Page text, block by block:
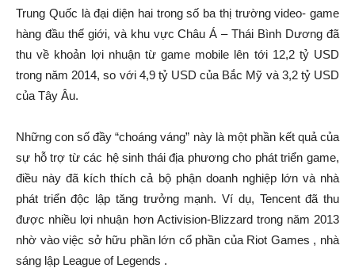
Trung Quốc là đại diện hai trong số ba thị trường video- game
hàng đầu thế giới, và khu vực Châu Á – Thái Bình Dương đã
thu về khoản lợi nhuận từ game mobile lên tới 12,2 tỷ USD
trong năm 2014, so với 4,9 tỷ USD của Bắc Mỹ và 3,2 tỷ USD
của Tây Âu.
Những con số đầy “choáng váng” này là một phần kết quả của
sự hỗ trợ từ các hệ sinh thái địa phương cho phát triển game,
điều này đã kích thích cả bộ phận doanh nghiệp lớn và nhà
phát triển độc lập tăng trưởng mạnh. Ví dụ, Tencent đã thu
được nhiều lợi nhuận hơn Activision-Blizzard trong năm 2013
nhờ vào việc sở hữu phần lớn cổ phần của Riot Games , nhà
sáng lập League of Legends .